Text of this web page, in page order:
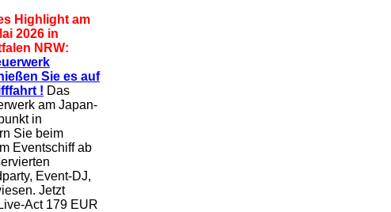
Highlight am
2026 in
NRW:
Sie es auf
! Das
am Japan-
in
Sie beim
Eventschiff ab
Event-DJ,
Jetzt
Act 179 EUR